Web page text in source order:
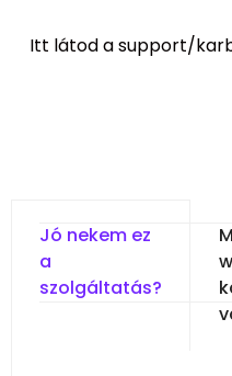
Itt látod a support/
Jó nekem ez
a
szolgáltatás?